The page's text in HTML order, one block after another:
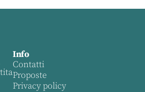
Info
Contatti
Proposte
Privacy policy